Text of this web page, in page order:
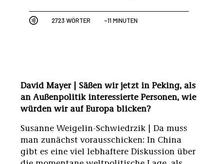
2723 WÖRTER ~11 MINUTEN
David Mayer | Säßen wir jetzt in Peking, als
an Außenpolitik interessierte Personen, wie
würden wir auf Europa blicken?
Susanne Weigelin-Schwiedrzik | Da muss
man zunächst vorausschicken: In China
gibt es eine viel lebhaftere Diskussion über